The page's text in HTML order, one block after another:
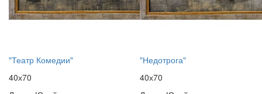
"Театр Комедии"
40х70
"Недотрога"
40х70